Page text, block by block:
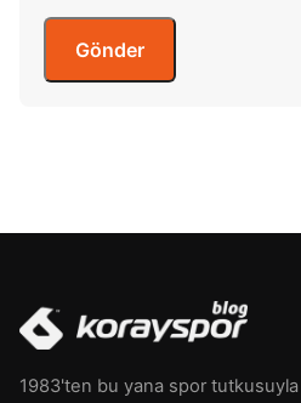
1983'ten bu yana spor tutkusuyla